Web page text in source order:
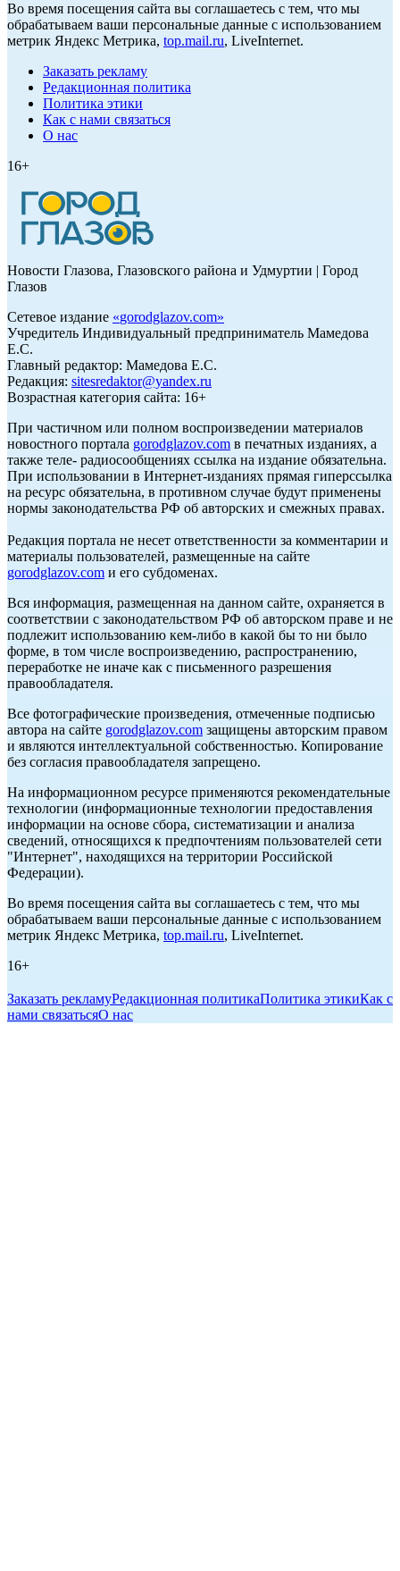
Во время посещения сайта вы соглашаетесь с тем, что мы
обрабатываем ваши персональные данные с использованием
метрик Яндекс Метрика, top.mail.ru, LiveInternet.
Заказать рекламу
Редакционная политика
Политика этики
Как с нами связаться
О нас
16+
Новости Глазова, Глазовского района и Удмуртии | Город
Глазов
Сетевое издание «gorodglazov.com»
Учредитель Индивидуальный предприниматель Мамедова
Е.С.
Главный редактор: Мамедова Е.С.
Редакция: sitesredaktor@yandex.ru
Возрастная категория сайта: 16+
При частичном или полном воспроизведении материалов
новостного портала gorodglazov.com в печатных изданиях, а
также теле- радиосообщениях ссылка на издание обязательна.
При использовании в Интернет-изданиях прямая гиперссылка
на ресурс обязательна, в противном случае будут применены
нормы законодательства РФ об авторских и смежных правах.
Редакция портала не несет ответственности за комментарии и
материалы пользователей, размещенные на сайте
gorodglazov.com и его субдоменах.
Вся информация, размещенная на данном сайте, охраняется в
соответствии с законодательством РФ об авторском праве и не
подлежит использованию кем-либо в какой бы то ни было
форме, в том числе воспроизведению, распространению,
переработке не иначе как с письменного разрешения
правообладателя.
Все фотографические произведения, отмеченные подписью
автора на сайте gorodglazov.com защищены авторским правом
и являются интеллектуальной собственностью. Копирование
без согласия правообладателя запрещено.
На информационном ресурсе применяются рекомендательные
технологии (информационные технологии предоставления
информации на основе сбора, систематизации и анализа
сведений, относящихся к предпочтениям пользователей сети
"Интернет", находящихся на территории Российской
Федерации).
Во время посещения сайта вы соглашаетесь с тем, что мы
обрабатываем ваши персональные данные с использованием
метрик Яндекс Метрика, top.mail.ru, LiveInternet.
16+
Заказать рекламуРедакционная политикаПолитика этикиКак с
нами связатьсяО нас